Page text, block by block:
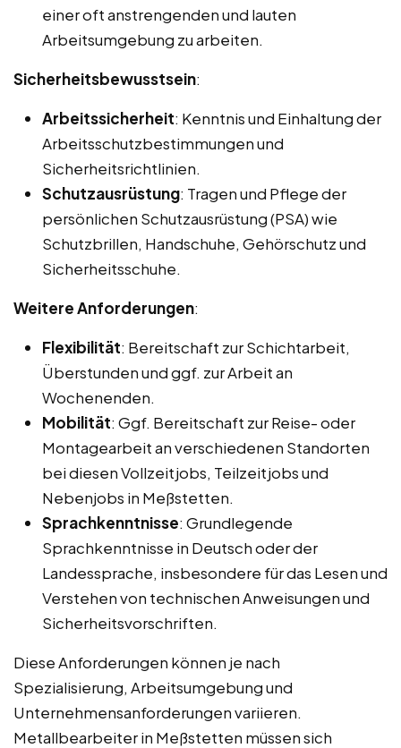
einer oft anstrengenden und lauten
Arbeitsumgebung zu arbeiten.
Sicherheitsbewusstsein:
Arbeitssicherheit: Kenntnis und Einhaltung der
Arbeitsschutzbestimmungen und
Sicherheitsrichtlinien.
Schutzausrüstung: Tragen und Pflege der
persönlichen Schutzausrüstung (PSA) wie
Schutzbrillen, Handschuhe, Gehörschutz und
Sicherheitsschuhe.
Weitere Anforderungen:
Flexibilität: Bereitschaft zur Schichtarbeit,
Überstunden und ggf. zur Arbeit an
Wochenenden.
Mobilität: Ggf. Bereitschaft zur Reise- oder
Montagearbeit an verschiedenen Standorten
bei diesen Vollzeitjobs, Teilzeitjobs und
Nebenjobs in Meßstetten.
Sprachkenntnisse: Grundlegende
Sprachkenntnisse in Deutsch oder der
Landessprache, insbesondere für das Lesen und
Verstehen von technischen Anweisungen und
Sicherheitsvorschriften.
Diese Anforderungen können je nach
Spezialisierung, Arbeitsumgebung und
Unternehmensanforderungen variieren.
Metallbearbeiter in Meßstetten müssen sich